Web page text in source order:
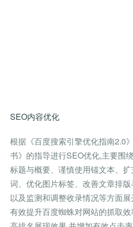
SEO内容优化
根据《百度搜索引擎优化指南2.0
书》的指导进行SEO优化,主要围
标题与概要、谨慎使用锚文本、
词、优化图片标签、改善文章排
以及监测和调整收录情况等方面
有效提升百度蜘蛛对网站的抓取